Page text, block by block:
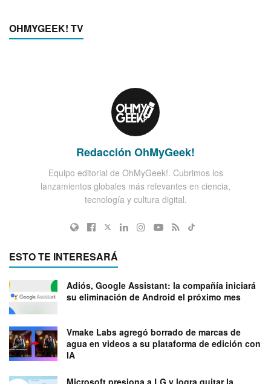
OHMYGEEK! TV
Redacción OhMyGeek!
Equipo editorial de OhMyGeek!. Cubrimos los
lanzamientos globales más relevantes en ciencia,
tecnología y cultura digital.
ESTO TE INTERESARÁ
Adiós, Google Assistant: la compañía iniciará
su eliminación de Android el próximo mes
Vmake Labs agregó borrado de marcas de
agua en videos a su plataforma de edición con
IA